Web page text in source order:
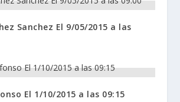
Sanchez El 9/05/2015 a las
El 1/10/2015 a las 09:15